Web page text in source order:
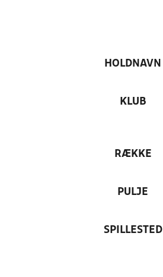
HOLDNAVN
KLUB
RÆKKE
PULJE
SPILLESTED